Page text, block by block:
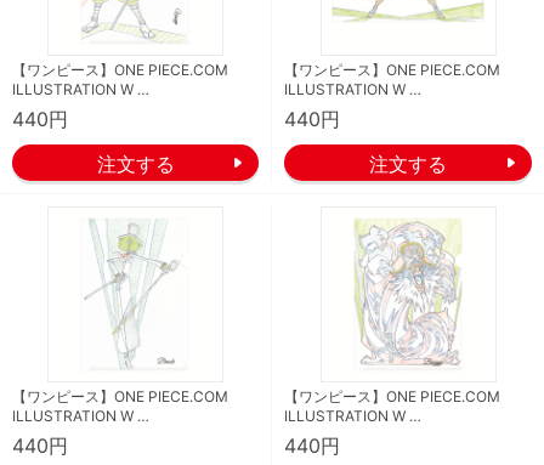
【ワンピース】ONE PIECE.COM
ILLUSTRATION W …
440円
【ワンピース】ONE PIECE.COM
ILLUSTRATION W …
440円
【ワンピース】ONE PIECE.COM
ILLUSTRATION W …
440円
【ワンピース】ONE PIECE.COM
ILLUSTRATION W …
440円